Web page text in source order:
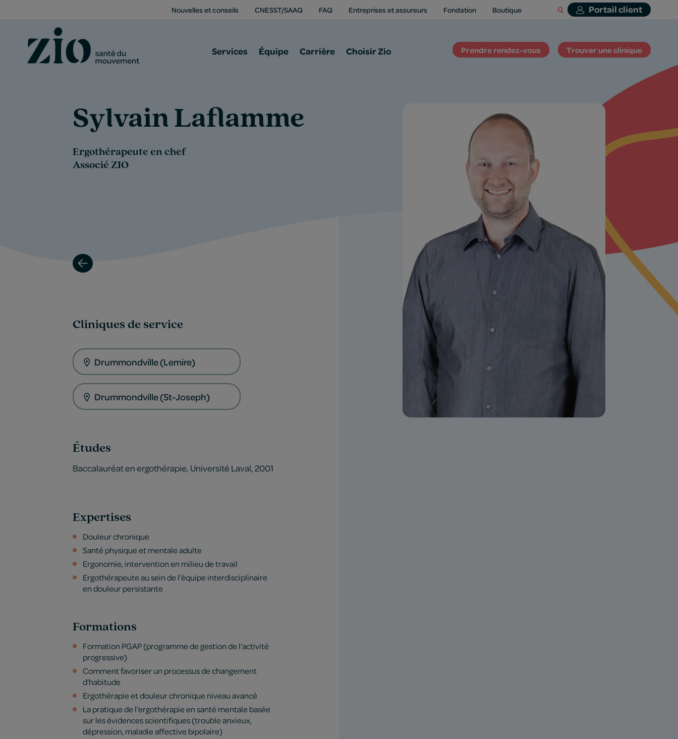
Nouvelles et conseils CNESST/SAAQ FAQ Entreprises et assureurs Fondation Boutique Portail client
Services Équipe Carrière Choisir Zio Prendre rendez-vous Trouver une clinique
Sylvain Laflamme
Ergothérapeute en chef
Associé ZIO
Cliniques de service
Drummondville (Lemire)
Drummondville (St-Joseph)
Études
Baccalauréat en ergothérapie, Université Laval, 2001
Expertises
Douleur chronique
Santé physique et mentale adulte
Ergonomie, intervention en milieu de travail
Ergothérapeute au sein de l’équipe interdisciplinaire
en douleur persistante
Formations
Formation PGAP (programme de gestion de l’activité
progressive)
Comment favoriser un processus de changement
d’habitude
Ergothérapie et douleur chronique niveau avancé
La pratique de l’ergothérapie en santé mentale basée
sur les évidences scientifiques (trouble anxieux,
dépression, maladie affective bipolaire)